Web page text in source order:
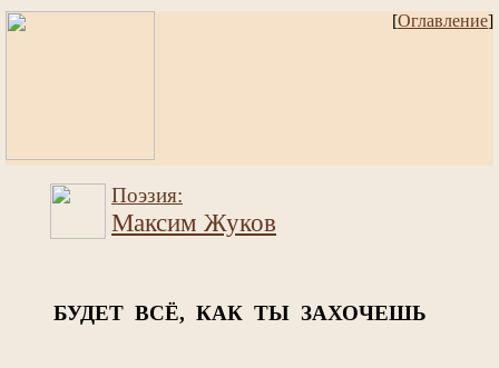
[Оглавление]
Поэзия:
Максим Жуков
БУДЕТ ВСЁ, КАК ТЫ ЗАХОЧЕШЬ